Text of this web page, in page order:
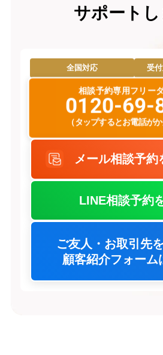
サポート
全国対応 受
相談予約専用フリー
0120-69-
（タップするとお電話が
メール相談予約
LINE相談予約
ご友人・お取引先
顧客紹介フォーム